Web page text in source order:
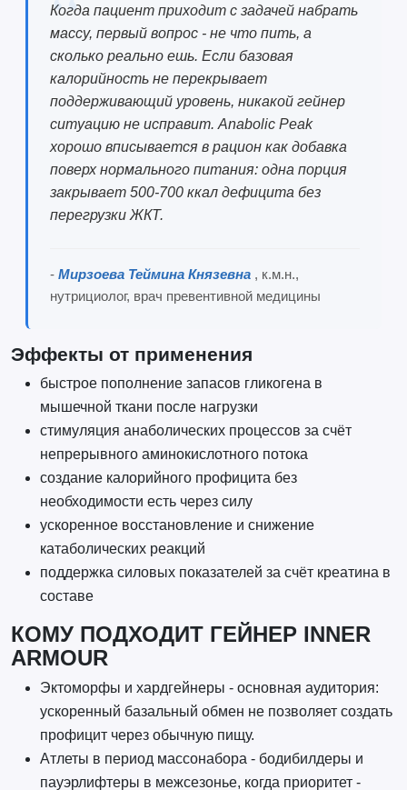
Когда пациент приходит с задачей набрать
массу, первый вопрос - не что пить, а
сколько реально ешь. Если базовая
калорийность не перекрывает
поддерживающий уровень, никакой гейнер
ситуацию не исправит. Anabolic Peak
хорошо вписывается в рацион как добавка
поверх нормального питания: одна порция
закрывает 500-700 ккал дефицита без
перегрузки ЖКТ.
- Мирзоева Теймина Князевна , к.м.н.,
нутрициолог, врач превентивной медицины
Эффекты от применения
быстрое пополнение запасов гликогена в
мышечной ткани после нагрузки
стимуляция анаболических процессов за счёт
непрерывного аминокислотного потока
создание калорийного профицита без
необходимости есть через силу
ускоренное восстановление и снижение
катаболических реакций
поддержка силовых показателей за счёт креатина в
составе
КОМУ ПОДХОДИТ ГЕЙНЕР INNER
ARMOUR
Эктоморфы и хардгейнеры - основная аудитория:
ускоренный базальный обмен не позволяет создать
профицит через обычную пищу.
Атлеты в период массонабора - бодибилдеры и
пауэрлифтеры в межсезонье, когда приоритет -